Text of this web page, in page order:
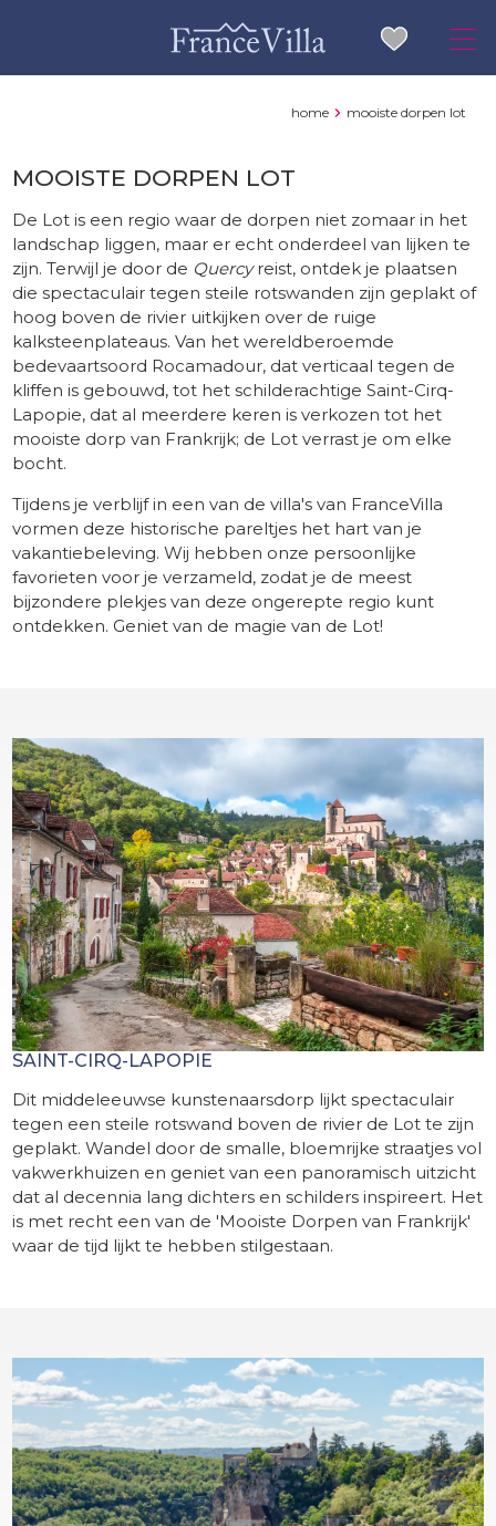
home mooiste dorpen lot
MOOISTE DORPEN LOT
De Lot is een regio waar de dorpen niet zomaar in het
landschap liggen, maar er echt onderdeel van lijken te
zijn. Terwijl je door de Quercyreist, ontdek je plaatsen
die spectaculair tegen steile rotswanden zijn geplakt of
hoog boven de rivier uitkijken over de ruige
kalksteenplateaus. Van het wereldberoemde
bedevaartsoord Rocamadour, dat verticaal tegen de
kliffen is gebouwd, tot het schilderachtige Saint-Cirq-
Lapopie, dat al meerdere keren is verkozen tot het
mooiste dorp van Frankrijk; de Lot verrast je om elke
bocht.
Tijdens je verblijf in een van de villa's van FranceVilla
vormen deze historische pareltjes het hart van je
vakantiebeleving. Wij hebben onze persoonlijke
favorieten voor je verzameld, zodat je de meest
bijzondere plekjes van deze ongerepte regio kunt
ontdekken. Geniet van de magie van de Lot!
SAINT-CIRQ-LAPOPIE
Dit middeleeuwse kunstenaarsdorp lijkt spectaculair
tegen een steile rotswand boven de rivier de Lot te zijn
geplakt. Wandel door de smalle, bloemrijke straatjes vol
vakwerkhuizen en geniet van een panoramisch uitzicht
dat al decennia lang dichters en schilders inspireert. Het
is met recht een van de 'Mooiste Dorpen van Frankrijk'
waar de tijd lijkt te hebben stilgestaan.